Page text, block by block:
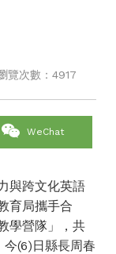
覽次數：4917
WeChat
與跨文化英語
育局攜手合
學營隊」，共
(6)日縣長周春